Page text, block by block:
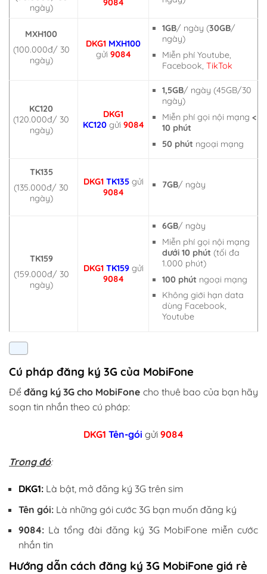
ngày)
9084
MXH100
(100.000đ/ 30
ngày)
DKG1 MXH100
gửi 9084
1GB/ ngày (30GB/
ngày)
Miễn phí Youtube,
Facebook, TikTok
KC120
(120.000đ/ 30
ngày)
DKG1
KC120gửi 9084
1,5GB/ ngày (45GB/30
ngày)
Miễn phí gọi nội mạng <
10 phút
50 phút ngoại mạng
TK135
(135.000đ/ 30
ngày)
DKG1TK135 gửi
9084
7GB/ ngày
TK159
(159.000đ/ 30
ngày)
DKG1 TK159 gửi
9084
6GB/ ngày
Miễn phí gọi nội mạng
dưới 10 phút (tối đa
1.000 phút)
100 phút ngoại mạng
Không giới hạn data
dùng Facebook,
Youtube
Cú pháp đăng ký 3G của MobiFone
Đểđăng ký 3G cho MobiFone cho thuê bao của bạn hãy
soạn tin nhắn theo cú pháp:
DKG1 Tên-gói gửi 9084
Trong đó:
DKG1: Là bật, mở đăng ký 3G trên sim
Tên gói: Là những gói cước 3G bạn muốn đăng ký
9084: Là tổng đài đăng ký 3G MobiFone miễn cước
nhắn tin
Hướng dẫn cách đăng ký 3G MobiFone giá rẻ